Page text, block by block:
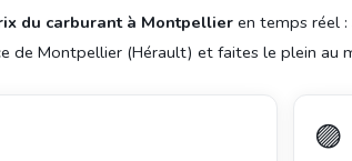
du carburant à Montpellier en temps réel :
de Montpellier (Hérault) et faites le plein au
🟣